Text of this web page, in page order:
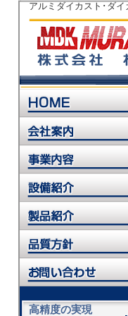
アルミダイカスト･ダ
高精度の実現